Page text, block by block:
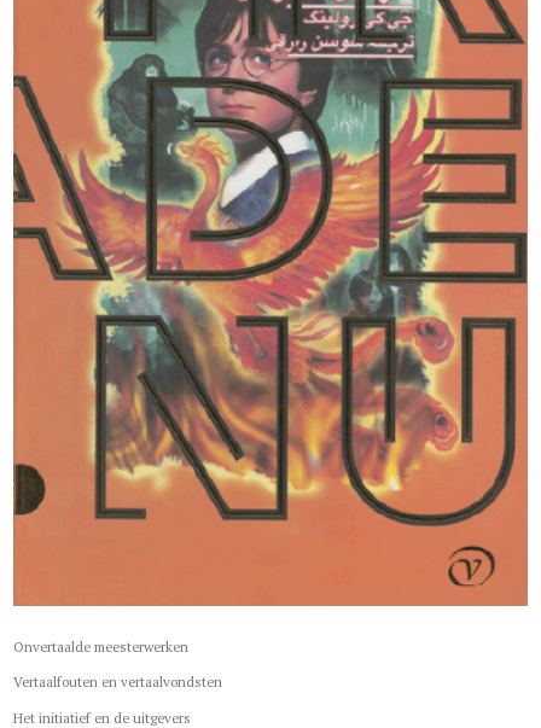
Onvertaalde meesterwerken
Vertaalfouten en vertaalvondsten
Het initiatief en de uitgevers